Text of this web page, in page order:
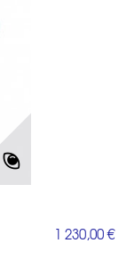
1 230,00 €